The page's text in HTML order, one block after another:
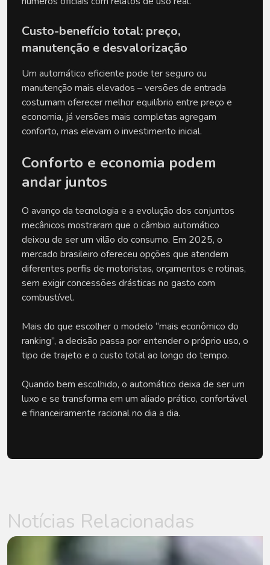
Custo-benefício total: preço,
manutenção e desvalorização
Um automático eficiente pode ter seguro ou
manutenção mais elevados – versões de entrada
costumam oferecer melhor equilíbrio entre preço e
economia, já versões mais completas agregam
conforto, mas elevam o investimento inicial.
Conforto e economia podem
andar juntos
O avanço da tecnologia e a evolução dos conjuntos
mecânicos mostraram que o câmbio automático
deixou de ser um vilão do consumo. Em 2025, o
mercado brasileiro ofereceu opções que atendem
diferentes perfis de motoristas, orçamentos e rotinas,
sem exigir concessões drásticas no gasto com
combustível.
Mais do que escolher o modelo “mais econômico do
ranking”, a decisão passa por entender o próprio uso, o
tipo de trajeto e o custo total ao longo do tempo.
Quando bem escolhido, o automático deixa de ser um
luxo e se transforma em um aliado prático, confortável
e financeiramente racional no dia a dia.
Notícias Relacionadas